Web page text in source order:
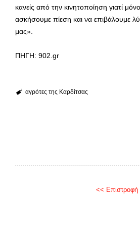
κανείς από την κινητοποίηση γιατί
ασκήσουμε πίεση και να επιβάλουμε
μας».
ΠΗΓΗ: 902.gr
αγρότες της Καρδίτσας
<< Επιστροφή